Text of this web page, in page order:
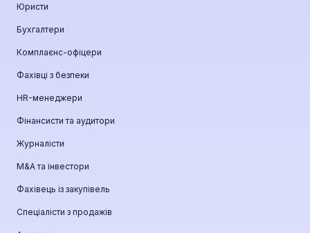
Юристи
Бухгалтери
Комплаєнс-офіцери
Фахівці з безпеки
HR-менеджери
Фінансисти та аудитори
Журналісти
М&A та інвестори
Фахівець із закупівель
Спеціалісти з продажів